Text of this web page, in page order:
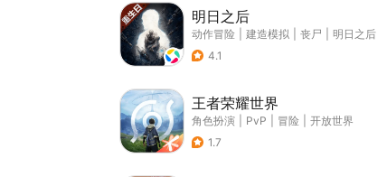
明日之后
动作冒险 建造模拟 丧尸
明日之后
4.1
王者荣耀世界
角色扮演 PvP 冒险
开放世界
1.7